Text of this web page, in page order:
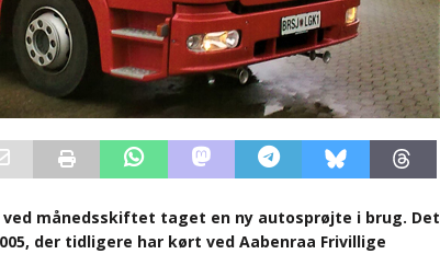
månedsskiftet taget en ny autosprøjte i brug. Det
der tidligere har kørt ved Aabenraa Frivillige